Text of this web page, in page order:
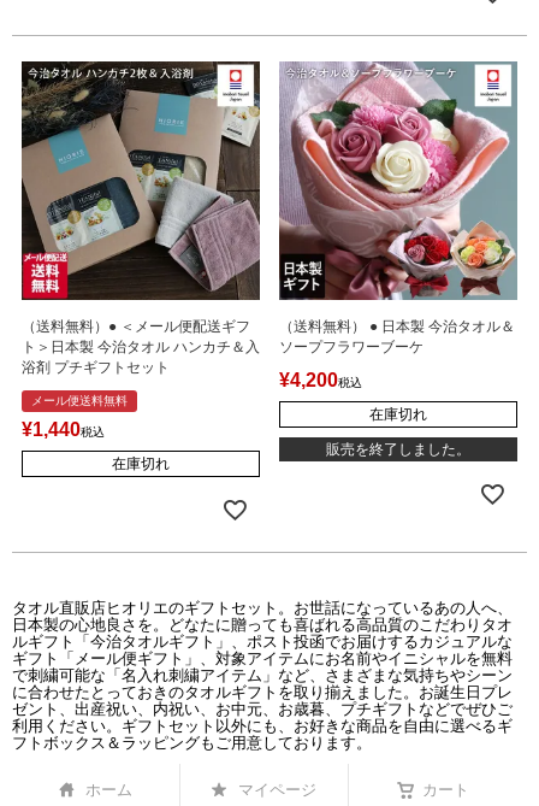
（送料無料）● ＜メール便配送ギフ
ト＞日本製 今治タオル ハンカチ＆入
浴剤 プチギフトセット
メール便送料無料
¥1,440税込
在庫切れ
（送料無料） ● 日本製 今治タオル＆
ソープフラワーブーケ
¥4,200税込
在庫切れ
販売を終了しました。
タオル直販店ヒオリエのギフトセット。お世話になっているあの人へ、
日本製の心地良さを。どなたに贈っても喜ばれる高品質のこだわりタオ
ルギフト「今治タオルギフト」、ポスト投函でお届けするカジュアルな
ギフト「メール便ギフト」、対象アイテムにお名前やイニシャルを無料
で刺繍可能な「名入れ刺繍アイテム」など、さまざまな気持ちやシーン
に合わせたとっておきのタオルギフトを取り揃えました。お誕生日プレ
ゼント、出産祝い、内祝い、お中元、お歳暮、プチギフトなどでぜひご
利用ください。ギフトセット以外にも、お好きな商品を自由に選べるギ
フトボックス＆ラッピングもご用意しております。
ホーム マイページ カート